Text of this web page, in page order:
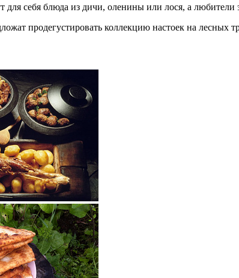
себя блюда из дичи, оленины или лося, а любители
продегустировать коллекцию настоек на лесных